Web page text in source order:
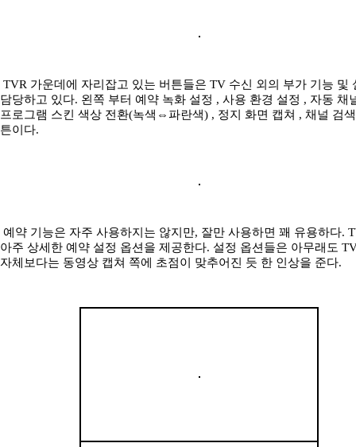
TVR 가운데에 자리잡고 있는 버튼들은 TV 수신 외의 부가 기능 및
담당하고 있다. 왼쪽 부터 예약 녹화 설정 , 사용 환경 설정 , 자동 채
프로그램 스킨 색상 전환(녹색⇔파란색) , 정지 화면 캡쳐 , 채널 검
튼이다.
예약 기능은 자주 사용하지는 않지만, 잘만 사용하면 꽤 유용하다.
아주 상세한 예약 설정 옵션을 제공한다. 설정 옵션들은 아무래도
자체보다는 동영상 캡쳐 쪽에 초점이 맞추어진 듯 한 인상을 준다.